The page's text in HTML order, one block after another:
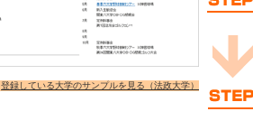
登録している大学のサンプルを見る（法政大学）